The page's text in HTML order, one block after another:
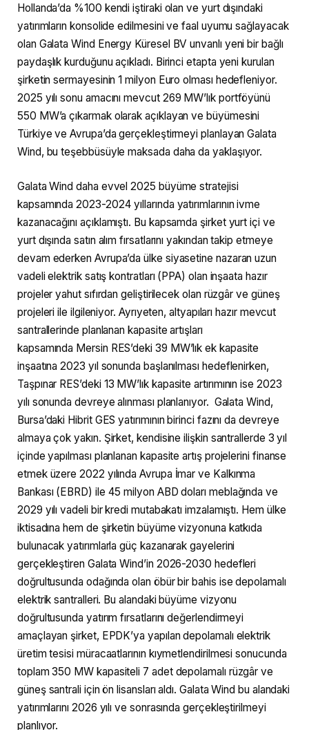
Hollanda’da %100 kendi iştiraki olan ve yurt dışındaki
yatırımların konsolide edilmesini ve faal uyumu sağlayacak
olan Galata Wind Energy Küresel BV unvanlı yeni bir bağlı
paydaşlık kurduğunu açıkladı. Birinci etapta yeni kurulan
şirketin sermayesinin 1 milyon Euro olması hedefleniyor.
2025 yılı sonu amacını mevcut 269 MW’lık portföyünü
550 MW’a çıkarmak olarak açıklayan ve büyümesini
Türkiye ve Avrupa’da gerçekleştirmeyi planlayan Galata
Wind, bu teşebbüsüyle maksada daha da yaklaşıyor.
Galata Wind daha evvel 2025 büyüme stratejisi
kapsamında 2023-2024 yıllarında yatırımlarının ivme
kazanacağını açıklamıştı. Bu kapsamda şirket yurt içi ve
yurt dışında satın alım fırsatlarını yakından takip etmeye
devam ederken Avrupa’da ülke siyasetine nazaran uzun
vadeli elektrik satış kontratları (PPA) olan inşaata hazır
projeler yahut sıfırdan geliştirilecek olan rüzgâr ve güneş
projeleri ile ilgileniyor. Ayrıyeten, altyapıları hazır mevcut
santrallerinde planlanan kapasite artışları
kapsamında Mersin RES’deki 39 MW’lık ek kapasite
inşaatına 2023 yıl sonunda başlanılması hedeflenirken,
Taşpınar RES’deki 13 MW’lık kapasite artırımının ise 2023
yılı sonunda devreye alınması planlanıyor. Galata Wind,
Bursa’daki Hibrit GES yatırımının birinci fazını da devreye
almaya çok yakın. Şirket, kendisine ilişkin santrallerde 3 yıl
içinde yapılması planlanan kapasite artış projelerini finanse
etmek üzere 2022 yılında Avrupa İmar ve Kalkınma
Bankası (EBRD) ile 45 milyon ABD doları meblağında ve
2029 yılı vadeli bir kredi mutabakatı imzalamıştı. Hem ülke
iktisadına hem de şirketin büyüme vizyonuna katkıda
bulunacak yatırımlarla güç kazanarak gayelerini
gerçekleştiren Galata Wind’in 2026-2030 hedefleri
doğrultusunda odağında olan öbür bir bahis ise depolamalı
elektrik santralleri. Bu alandaki büyüme vizyonu
doğrultusunda yatırım fırsatlarını değerlendirmeyi
amaçlayan şirket, EPDK’ya yapılan depolamalı elektrik
üretim tesisi müracaatlarının kıymetlendirilmesi sonucunda
toplam 350 MW kapasiteli 7 adet depolamalı rüzgâr ve
güneş santrali için ön lisansları aldı. Galata Wind bu alandaki
yatırımlarını 2026 yılı ve sonrasında gerçekleştirilmeyi
planlıyor.